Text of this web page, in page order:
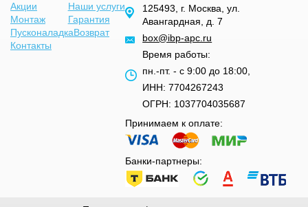
Акции
Наши услуги
Монтаж
Гарантия
ПусконаладкаВозврат
Контакты
125493, г. Москва, ул.
Авангардная, д. 7
box@ibp-apc.ru
Время работы:
пн.-пт. - с 9:00 до 18:00,
ИНН: 7704267243
ОГРН: 1037704035687
Принимаем к оплате:
Банки-партнеры: